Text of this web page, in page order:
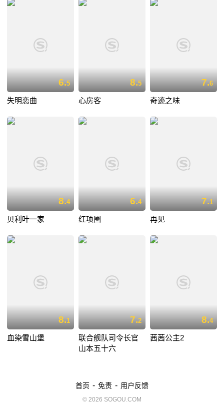
6.5
失明恋曲
8.5
心房客
7.6
奇迹之味
8.4
贝利叶一家
6.4
红项圈
7.1
再见
8.1
血染雪山堡
7.2
联合舰队司令长官
山本五十六
8.4
茜茜公主2
首页 - 免责 - 用户反馈
© 2026 SOGOU.COM